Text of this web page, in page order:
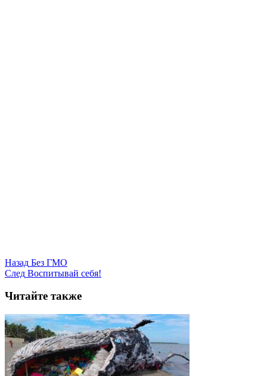
Назад Без ГМО
След Воспитывай себя!
Читайте также